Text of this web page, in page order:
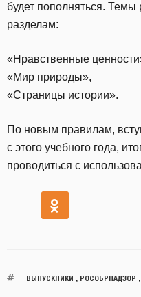
будет пополняться.
разделам:
«Нравственные
«Мир природы»,
«Страницы истории».
По новым правилам,
с этого учебного года,
проводиться с
ВЫПУСКНИКИ , РОСОБРНАДЗОР ,